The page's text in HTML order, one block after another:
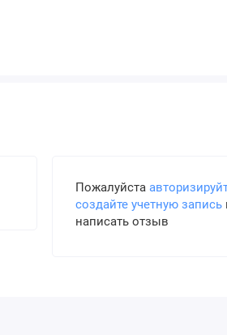
Пожалуйста
создайте учетную запись
написать отзыв